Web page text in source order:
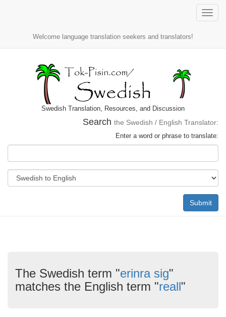
Toggle
Welcome language translation seekers and translators!
Swedish Translation, Resources, and Discussion
Search the Swedish / English Translator:
Enter a word or phrase to translate:
Submit
The Swedish term "erinra sig"
matches the English term "reall"